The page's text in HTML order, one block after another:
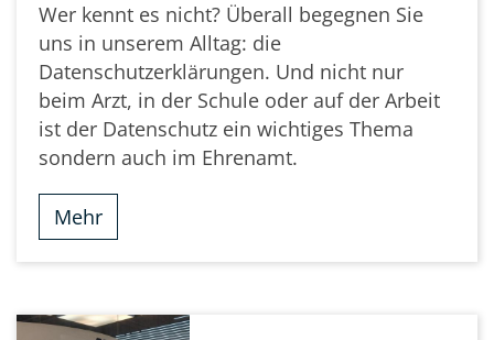
Wer kennt es nicht? Überall begegnen Sie
uns in unserem Alltag: die
Datenschutzerklärungen. Und nicht nur
beim Arzt, in der Schule oder auf der Arbeit
ist der Datenschutz ein wichtiges Thema
sondern auch im Ehrenamt.
Mehr